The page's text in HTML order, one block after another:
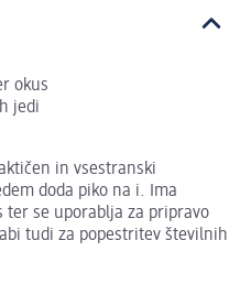
okus
jedi
in vsestranski
doda piko na i. Ima
se uporablja za pripravo
tudi za popestritev številnih